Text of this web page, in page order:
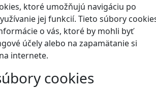
ktoré umožňujú navigáciu po
jej funkcií. Tieto súbory
o vás, ktoré by mohli byť
účely alebo na zapamätanie si
internete.
cookies
Blog